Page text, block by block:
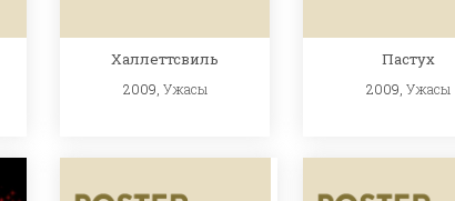
Халлеттсвиль
2009, Ужасы
Пастух
2009, Ужасы